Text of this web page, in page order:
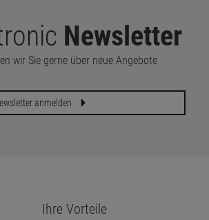
Newsletter
wir Sie gerne über neue Angebote
anmelden
Ihre Vorteile